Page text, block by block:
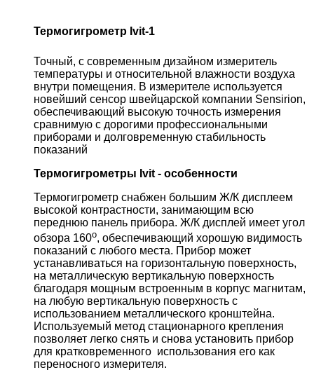
Термогигрометр Ivit-1
Точный, с современным дизайном измеритель
температуры и относительной влажности воздуха
внутри помещения. В измерителе используется
новейший сенсор швейцарской компании Sensirion,
обеспечивающий высокую точность измерения
сравнимую с дорогими профессиональными
приборами и долговременную стабильность
показаний
Термогигрометры Ivit - особенности
Термогигрометр снабжен большим Ж/К дисплеем
высокой контрастности, занимающим всю
переднюю панель прибора. Ж/К дисплей имеет угол
обзора 160о, обеспечивающий хорошую видимость
показаний с любого места. Прибор может
устанавливаться на горизонтальную поверхность,
на металлическую вертикальную поверхность
благодаря мощным встроенным в корпус магнитам,
на любую вертикальную поверхность с
использованием металлического кронштейна.
Используемый метод стационарного крепления
позволяет легко снять и снова установить прибор
для кратковременного использования его как
переносного измерителя.